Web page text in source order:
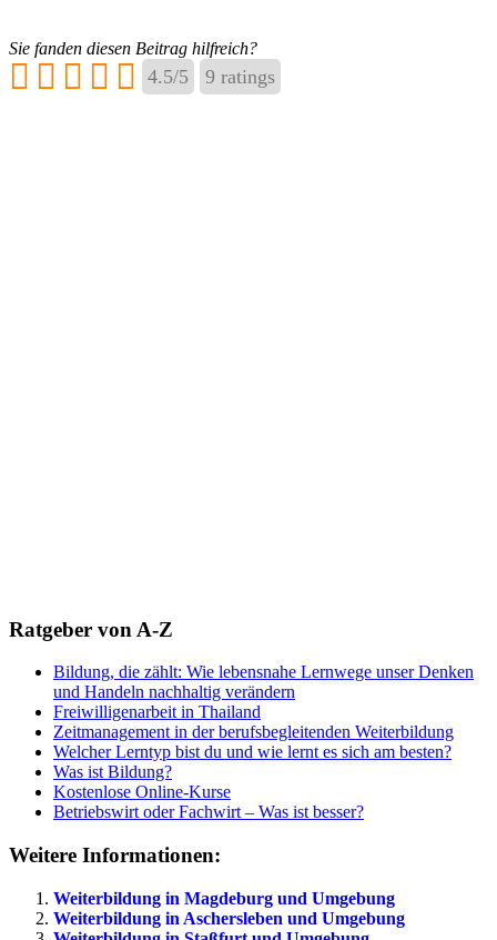
Sie fanden diesen Beitrag hilfreich?
4.5/5 9 ratings
Ratgeber von A-Z
Bildung, die zählt: Wie lebensnahe Lernwege unser Denken
und Handeln nachhaltig verändern
Freiwilligenarbeit in Thailand
Zeitmanagement in der berufsbegleitenden Weiterbildung
Welcher Lerntyp bist du und wie lernt es sich am besten?
Was ist Bildung?
Kostenlose Online-Kurse
Betriebswirt oder Fachwirt – Was ist besser?
Weitere Informationen:
Weiterbildung in Magdeburg und Umgebung
Weiterbildung in Aschersleben und Umgebung